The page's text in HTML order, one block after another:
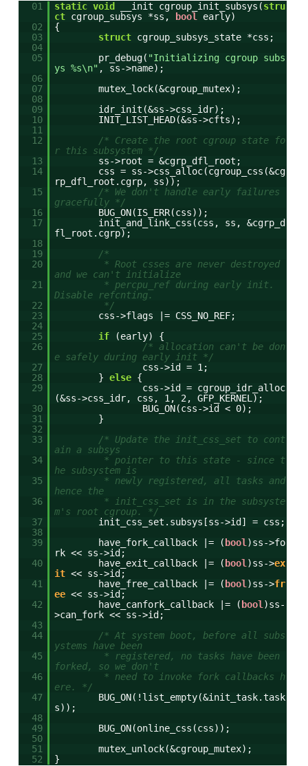
01 static void __init cgroup_init_subsys(stru
ct cgroup_subsys *ss, bool
early)
02
{
03
struct cgroup_subsys_state *css;
04
05
pr_debug( "Initializing cgroup subs
ys %s\n" , ss->name);
06
07
mutex_lock(&cgroup_mutex);
08
09
idr_init(&ss->css_idr);
10
INIT_LIST_HEAD(&ss->cfts);
11
12
/* Create the root cgroup state fo
r this subsystem */
13
ss->root = &cgrp_dfl_root;
14
css = ss->css_alloc(cgroup_css(&cg
rp_dfl_root.cgrp, ss));
15
/* We don't handle early failures
gracefully */
16
BUG_ON(IS_ERR(css));
17
init_and_link_css(css, ss, &cgrp_d
fl_root.cgrp);
18
19
/*
20
* Root csses are never destroyed
and we can't initialize
21
* percpu_ref during early init.
Disable refcnting.
22
*/
23
css->flags |= CSS_NO_REF;
24
25
if
(early) {
26
/* allocation can't be don
e safely during early init */
27
css->id = 1;
28
} else {
29
css->id = cgroup_idr_alloc
(&ss->css_idr, css, 1, 2, GFP_KERNEL);
30
BUG_ON(css->id < 0);
31
}
32
33
/* Update the init_css_set to cont
ain a subsys
34
* pointer to this state - since t
he subsystem is
35
* newly registered, all tasks and
hence the
36
* init_css_set is in the subsyste
m's root cgroup. */
37
init_css_set.subsys[ss->id] = css;
38
39
have_fork_callback |= ( bool )ss->fo
rk << ss->id;
40
have_exit_callback |= ( bool )ss->ex
it << ss->id;
41
have_free_callback |= ( bool )ss->fr
ee << ss->id;
42
have_canfork_callback |= ( bool )ss-
>can_fork << ss->id;
43
44
/* At system boot, before all subs
ystems have been
45
* registered, no tasks have been
forked, so we don't
46
* need to invoke fork callbacks h
ere. */
47
BUG_ON(!list_empty(&init_task.task
s));
48
49
BUG_ON(online_css(css));
50
51
mutex_unlock(&cgroup_mutex);
52
}